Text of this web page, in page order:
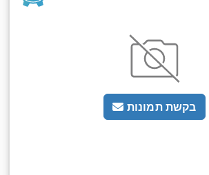
בקשת תמונות